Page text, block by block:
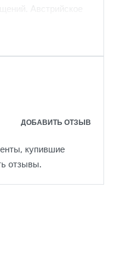
ДОБАВИТЬ ОТЗЫВ
купившие
отзывы.